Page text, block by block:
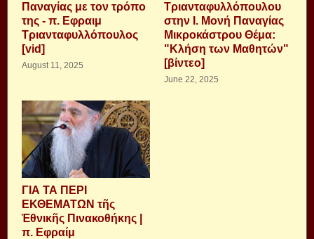
Παναγίας με τον τρόπο
της - π. Εφραιμ
Τριανταφυλλόπουλος
[vid]
August 11, 2025
Τριανταφυλλόπουλου
στην Ι. Μονή Παναγίας
Μικροκάστρου Θέμα:
"Κλήση των Μαθητών"
[βίντεο]
June 22, 2025
ΓΙΑ ΤΑ ΠΕΡΙ
ΕΚΘΕΜΑΤΩΝ τῆς
Ἐθνικῆς Πινακοθήκης |
π. Εφραίμ